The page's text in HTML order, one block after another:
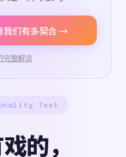
我们有多契合 →
完整解读
Test
的，